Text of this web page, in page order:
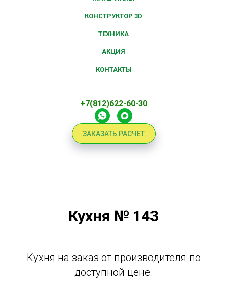
КОНСТРУКТОР 3D
ТЕХНИКА
АКЦИЯ
КОНТАКТЫ
+7(812)622-60-30
ЗАКАЗАТЬ РАСЧЕТ
Кухня № 143
Кухня на заказ от производителя по
доступной цене.